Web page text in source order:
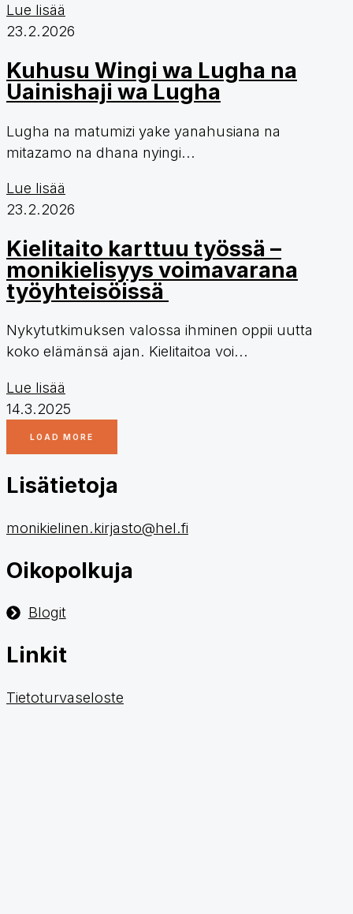
Lue lisää
23.2.2026
Kuhusu Wingi wa Lugha na
Uainishaji wa Lugha
Lugha na matumizi yake yanahusiana na
mitazamo na dhana nyingi...
Lue lisää
23.2.2026
Kielitaito karttuu työssä –
monikielisyys voimavarana
työyhteisöissä
Nykytutkimuksen valossa ihminen oppii uutta
koko elämänsä ajan. Kielitaitoa voi...
Lue lisää
14.3.2025
LOAD MORE
Lisätietoja
monikielinen.kirjasto@hel.fi
Oikopolkuja
Blogit
Linkit
Tietoturvaseloste